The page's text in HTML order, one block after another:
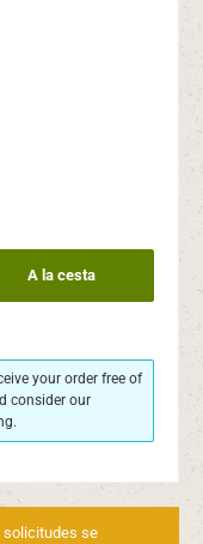
o usa los botones para
A la cesta
your order free of
consider our
solicitudes se